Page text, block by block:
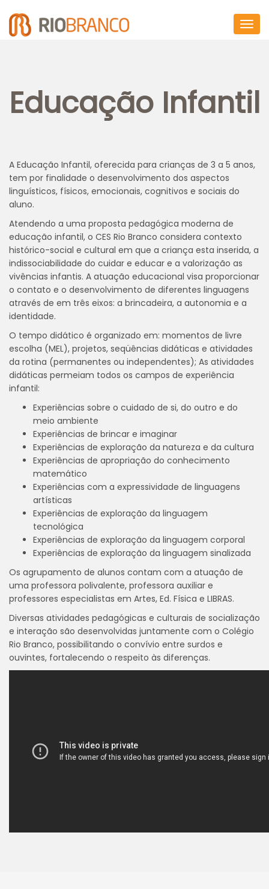
Educação Infantil
A Educação Infantil, oferecida para crianças de 3 a 5 anos,
tem por finalidade o desenvolvimento dos aspectos
linguísticos, físicos, emocionais, cognitivos e sociais do
aluno.
Atendendo a uma proposta pedagógica moderna de
educação infantil, o CES Rio Branco considera contexto
histórico-social e cultural em que a criança esta inserida, a
indissociabilidade do cuidar e educar e a valorização as
vivências infantis. A atuação educacional visa proporcionar
o contato e o desenvolvimento de diferentes linguagens
através de em três eixos: a brincadeira, a autonomia e a
identidade.
O tempo didático é organizado em: momentos de livre
escolha (MEL), projetos, seqüências didáticas e atividades
da rotina (permanentes ou independentes); As atividades
didáticas permeiam todos os campos de experiência
infantil:
Experiências sobre o cuidado de si, do outro e do
meio ambiente
Experiências de brincar e imaginar
Experiências de exploração da natureza e da cultura
Experiências de apropriação do conhecimento
matemático
Experiências com a expressividade de linguagens
artísticas
Experiências de exploração da linguagem
tecnológica
Experiências de exploração da linguagem corporal
Experiências de exploração da linguagem sinalizada
Os agrupamento de alunos contam com a atuação de
uma professora polivalente, professora auxiliar e
professores especialistas em Artes, Ed. Física e LIBRAS.
Diversas atividades pedagógicas e culturais de socialização
e interação são desenvolvidas juntamente com o Colégio
Rio Branco, possibilitando o convívio entre surdos e
ouvintes, fortalecendo o respeito às diferenças.